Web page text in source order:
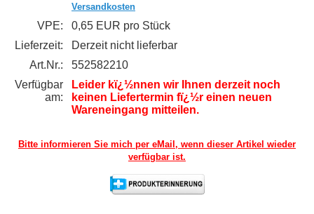
Versandkosten
VPE:
0,65 EUR pro Stück
Lieferzeit:
Derzeit nicht lieferbar
Art.Nr.:
552582210
Verfügbar
am:
Leider kï¿½nnen wir Ihnen derzeit noch
keinen Liefertermin fï¿½r einen neuen
Wareneingang mitteilen.
Bitte informieren Sie mich per eMail, wenn dieser Artikel wieder
verfügbar ist.